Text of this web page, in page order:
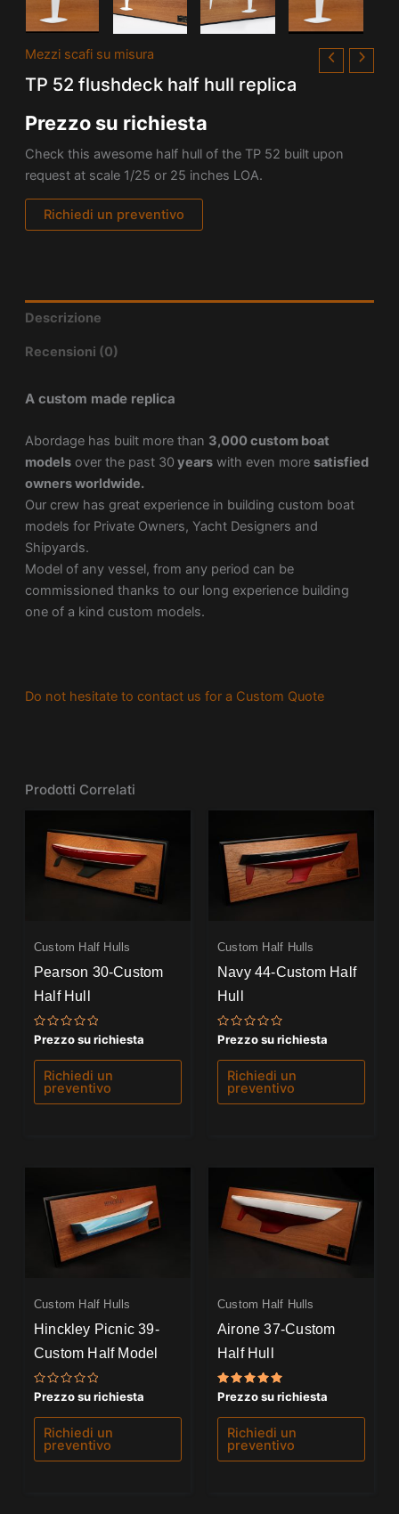
Mezzi scafi su misura
TP 52 flushdeck half hull replica
Prezzo su richiesta
Check this awesome half hull of the TP 52 built upon
request at scale 1/25 or 25 inches LOA.
Richiedi un preventivo
Descrizione
Recensioni (0)
A custom made replica
Abordage has built more than 3,000 custom boat
modelsover the past 30 yearswith even more satisfied
owners worldwide.
Our crew has great experience in building custom boat
models for Private Owners, Yacht Designers and
Shipyards.
Model of any vessel, from any period can be
commissioned thanks to our long experience building
one of a kind custom models.
Do not hesitate to contact us for a Custom Quote
Prodotti Correlati
Custom Half Hulls
Pearson 30-Custom
Half Hull
Valutato
0
su
Prezzo su richiesta
Richiedi un
preventivo
Custom Half Hulls
Navy 44-Custom Half
Hull
Valutato
0
su
Prezzo su richiesta
Richiedi un
preventivo
Custom Half Hulls
Hinckley Picnic 39-
Custom Half Model
Valutato
su
Prezzo su richiesta
Richiedi un
preventivo
Custom Half Hulls
Airone 37-Custom
Half Hull
Valutato
su 5
Prezzo su richiesta
Richiedi un
preventivo